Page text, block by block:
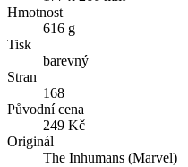
Hmotnost
616 g
Tisk
barevný
Stran
168
Původní cena
249 Kč
Originál
The Inhumans (Marvel)